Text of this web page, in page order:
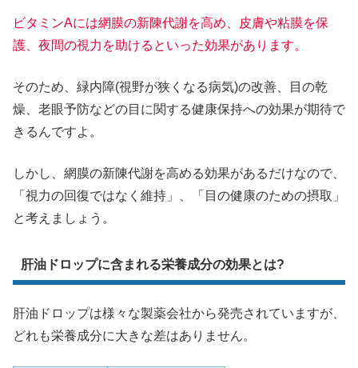
ビタミンAには網膜の新陳代謝を高め、皮膚や粘膜を保
護、夜間の視力を助けるといった効果があります。
そのため、緑内障(視野が狭くなる病気)の改善、目の乾
燥、老眼予防などの目に関する健康保持への効果が期待で
きるんですよ。
しかし、網膜の新陳代謝を高める効果があるだけなので、
「視力の回復ではなく維持」、「目の健康のための摂取」
と考えましょう。
肝油ドロップに含まれる栄養成分の効果とは?
肝油ドロップは様々な製薬会社から発売されていますが、
どれも栄養成分に大きな差はありません。